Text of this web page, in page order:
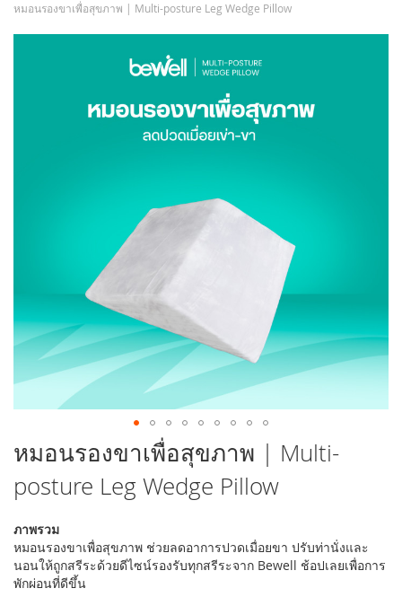
หมอนรองขาเพื่อสุขภาพ | Multi-posture Leg Wedge Pillow
ข้าม
ไป
ที่
ส่วน
ต้น
ของ
แกล
เลอ
หมอนรองขาเพื่อสุขภาพ | Multi-
posture Leg Wedge Pillow
ภาพรวม
หมอนรองขาเพื่อสุขภาพ ช่วยลดอาการปวดเมื่อยขา ปรับท่านั่งและ
นอนให้ถูกสรีระด้วยดีไซน์รองรับทุกสรีระจาก Bewell ช้อปเลยเพื่อการ
พักผ่อนที่ดีขึ้น